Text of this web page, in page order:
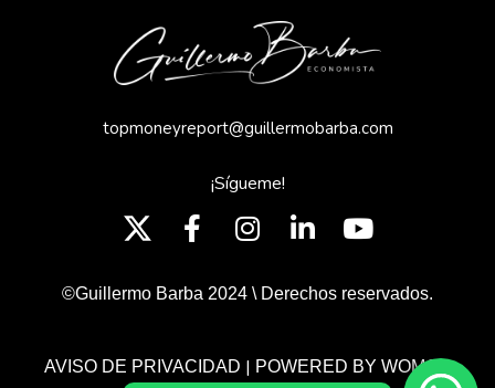
topmoneyreport@guillermobarba.com
¡Sígueme!
©Guillermo Barba 2024 \ Derechos reservados.
AVISO DE PRIVACIDAD | POWERED BY WOMGP